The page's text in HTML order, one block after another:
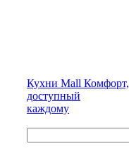
Кухни Mall Комфорт,
доступный
каждому